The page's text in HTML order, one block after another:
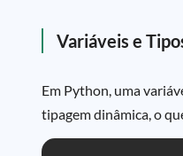
Variáveis e
Em Python, uma
tipagem dinâmica, o